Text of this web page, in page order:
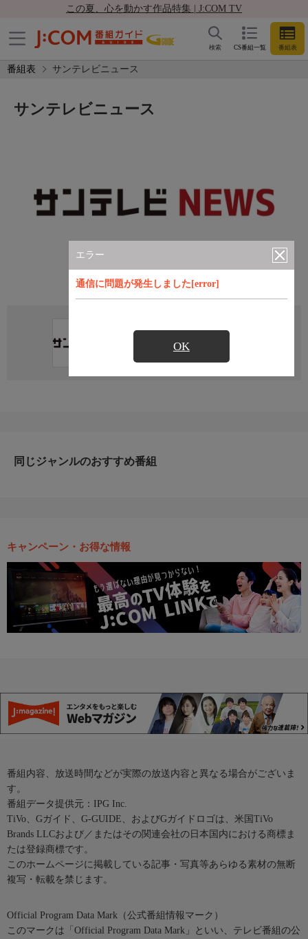
この夏、心を動かす作品特集 | J:COM TV
CS番組一覧 番組表
検索
番組表 サンテレビニュース
エラー
通信に問題が発生しました[error]
OK
サンテレビニュース
直近の放送予定はありません
同じジャンルのおすすめ番組
キャンペーン・お得な情報
番組内容、放送時間などが実際の放送内容と異なる場合がございま
す。
番組データ提供元：IPG Inc.
TiVo、Gガイド、G-GUIDE、およびGガイドロゴは、米国TiVo
Brands LLCおよび／またはその関連会社の日本国内における商標ま
たは登録商標です。
このホームページに掲載している記事・写真等あらゆる素材の無断
複写・転載を禁じます。
Official Program Data Mark（公式番組情報マーク）
このマークは「Official Program Data Mark」といい、テレビ番組の公